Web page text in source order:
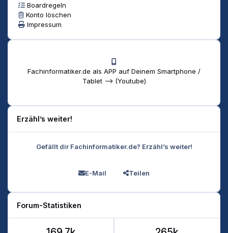
Boardregeln
Konto löschen
Impressum
Fachinformatiker.de als APP auf Deinem Smartphone /
Tablet --> (Youtube)
Erzähl’s weiter!
Gefällt dir Fachinformatiker.de? Erzähl’s weiter!
E-Mail Teilen
Forum-Statistiken